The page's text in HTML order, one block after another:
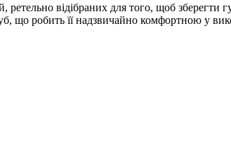
ретельно відібраних для того, щоб
що робить її надзвичайно комфортною у